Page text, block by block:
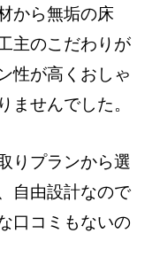
から無垢の床
主のこだわりが
性が高くおしゃ
ませんでした。
りプランから選
自由設計なので
口コミもないの